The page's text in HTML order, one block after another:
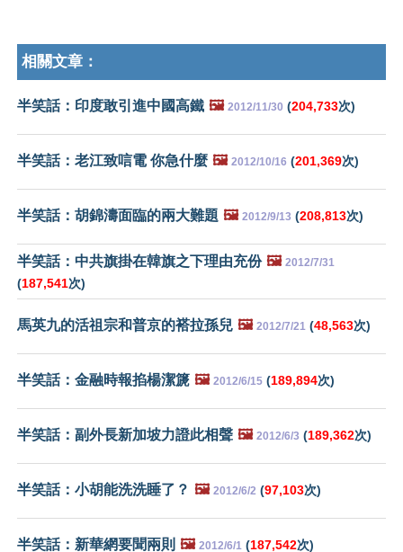
相關文章：
半笑話：印度敢引進中國高鐵 🖼️ 2012/11/30 (204,733次)
半笑話：老江致唁電 你急什麼 🖼️ 2012/10/16 (201,369次)
半笑話：胡錦濤面臨的兩大難題 🖼️ 2012/9/13 (208,813次)
半笑話：中共旗掛在韓旗之下理由充份 🖼️ 2012/7/31
(187,541次)
馬英九的活祖宗和普京的褡拉孫兒 🖼️ 2012/7/21 (48,563次)
半笑話：金融時報掐楊潔篪 🖼️ 2012/6/15 (189,894次)
半笑話：副外長新加坡力證此相聲 🖼️ 2012/6/3 (189,362次)
半笑話：小胡能洗洗睡了？ 🖼️ 2012/6/2 (97,103次)
半笑話：新華網要聞兩則 🖼️ 2012/6/1 (187,542次)